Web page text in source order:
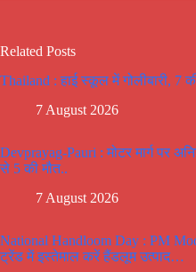
Related Posts
Thailand : हाई स्कूल में गोलीबारी, 7
7 August 2026
Devprayag-Pauri : मोटर मार्ग पर
से 5 की मौत..
7 August 2026
National Handloom Day : PM
ट्रेंड में इस्तेमाल करें हैंडलूम उत्पाद…